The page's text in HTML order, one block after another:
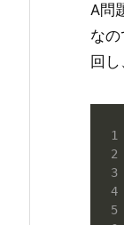
A問
な
回